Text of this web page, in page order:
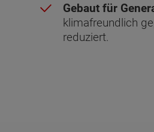
Gebaut für
klimafreundlich
reduziert.